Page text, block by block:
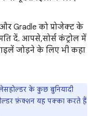
Gradle को प्रोजेक्ट के
दें. आपसे, सोर्स कंट्रोल में
जोड़ने के लिए भी कहा
के कुछ बुनियादी
फ़ंक्शन यह पक्का करते हैं